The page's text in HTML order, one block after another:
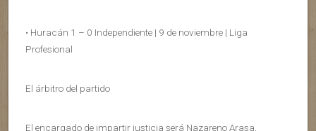
• Huracán 1 – 0 Independiente | 9 de noviembre | Liga
Profesional
El árbitro del partido
El encargado de impartir justicia será Nazareno Arasa,